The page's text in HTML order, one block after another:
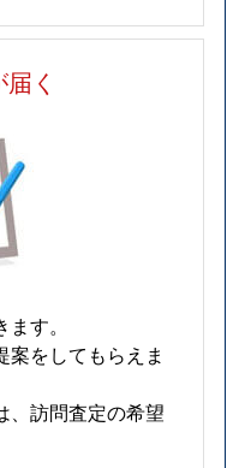
く
す。
案をしてもらえま
、訪問査定の希望